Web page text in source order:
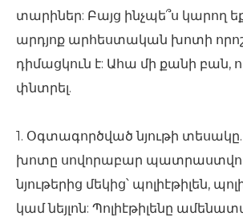
տարիներ: Բայց ինչպե՞ս կարող եք
արդյոք արհեստական ​​խոտի
դիմացկուն է: Ահա մի քանի բան,
փնտրել.
1. Օգտագործված նյութի
​​խոտը սովորաբար
նյութերից մեկից՝ պոլիէթիլեն,
կամ նեյլոն: Պոլիէթիլենը